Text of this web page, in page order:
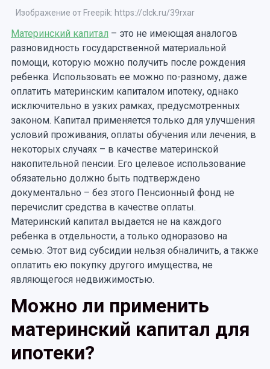
Изображение от Freepik: https://clck.ru/39rxar
Материнский капитал – это не имеющая аналогов
разновидность государственной материальной
помощи, которую можно получить после рождения
ребенка. Использовать ее можно по-разному, даже
оплатить материнским капиталом ипотеку, однако
исключительно в узких рамках, предусмотренных
законом. Капитал применяется только для улучшения
условий проживания, оплаты обучения или лечения, в
некоторых случаях – в качестве материнской
накопительной пенсии. Его целевое использование
обязательно должно быть подтверждено
документально – без этого Пенсионный фонд не
перечислит средства в качестве оплаты.
Материнский капитал выдается не на каждого
ребенка в отдельности, а только одноразово на
семью. Этот вид субсидии нельзя обналичить, а также
оплатить ею покупку другого имущества, не
являющегося недвижимостью.
Можно ли применить
материнский капитал для
ипотеки?